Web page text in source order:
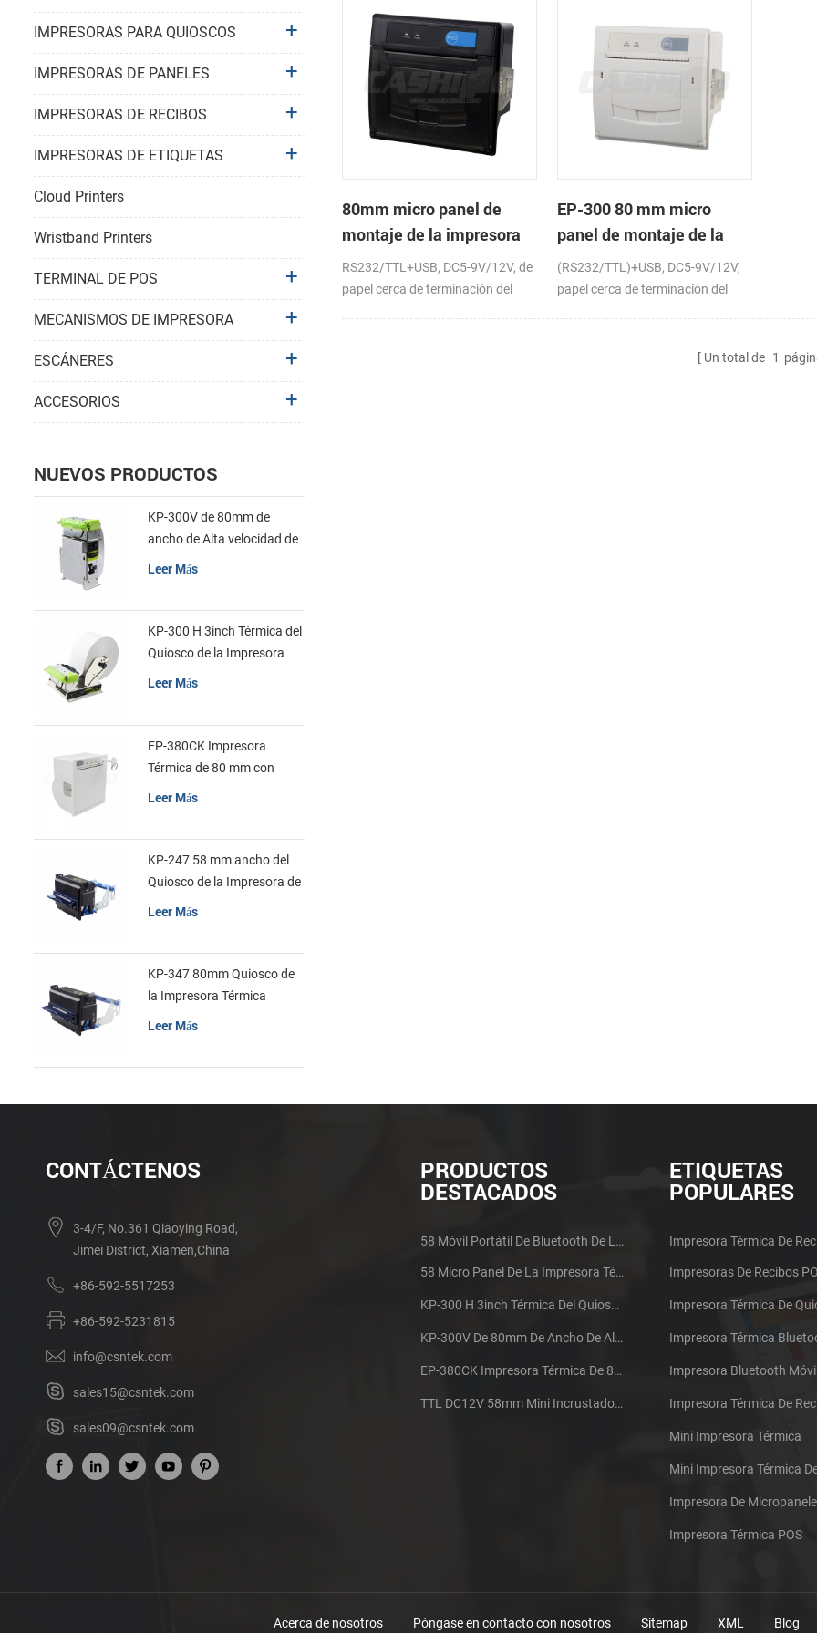
80mm micro panel de
montaje de la impresora
térmica de recibos con
RS232+USB DC5-9V
RS232/TTL+USB, DC5-9V/12V, de
papel cerca de terminación del
EP-300 80 mm micro
panel de montaje de la
impresora térmica de
recibos
(RS232/TTL)+USB, DC5-9V/12V,
papel cerca de terminación del
Un total de 1
IMPRESORAS PARA QUIOSCOS
IMPRESORAS DE PANELES
IMPRESORAS DE RECIBOS
IMPRESORAS DE ETIQUETAS
Cloud Printers
Wristband Printers
TERMINAL DE POS
MECANISMOS DE IMPRESORA
ESCÁNERES
ACCESORIOS
NUEVOS PRODUCTOS
KP-300V de 80mm de
ancho de Alta velocidad de
la Impresora Térmica del
Leer Más
KP-300 H 3inch Térmica del
Quiosco de la Impresora
Módulo de
Leer Más
EP-380CK Impresora
Térmica de 80 mm con
Leer Más
KP-247 58 mm ancho del
Quiosco de la Impresora de
Leer Más
KP-347 80mm Quiosco de
la Impresora Térmica
Leer Más
CONTÁCTENOS
3-4/F, No.361 Qiaoying Road,
Jimei District, Xiamen,China
+86-592-5517253
+86-592-5231815
info@csntek.com
sales15@csntek.com
sales09@csntek.com
PRODUCTOS
DESTACADOS
58 Móvil Portátil De Bluetooth De La Impresora Térmica De PTP-II
58 Micro Panel De La Impresora Térmica De Recibos CSN-A1
KP-300 H 3inch Térmica Del Quiosco De La Impresora Módulo De
KP-300V De 80mm De Ancho De Alta Velocidad De La Impresora Térmica Del Quiosco
EP-380CK Impresora Térmica De 80 Mm Con Bloqueo De La Tapa
TTL DC12V 58mm Mini Incrustado Taxi De La Impresora Térmica De Recibos
ETIQUETAS
POPULARES
Impresora Térmica De
Impresoras De Recibos
Impresora Térmica De
Impresora Térmica
Impresora Bluetooth
Mini Impresora Térmica
Mini Impresora Térmica
Impresora De
Impresora Térmica POS
Acerca de nosotros Póngase en contacto con nosotros Sitemap XML Blog